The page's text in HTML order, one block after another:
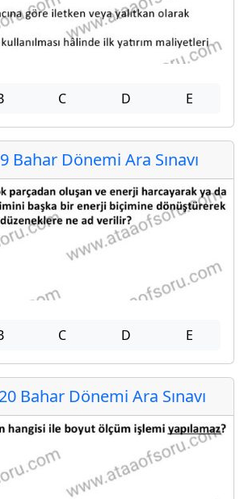
C D E
Bahar Dönemi Ara Sınavı
C D E
Bahar Dönemi Ara Sınavı